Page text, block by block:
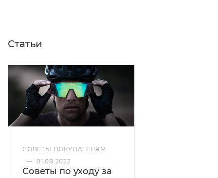
Статьи
СОВЕТЫ ПОКУПАТЕЛЯМ
— 01.08.2022
Советы по уходу за